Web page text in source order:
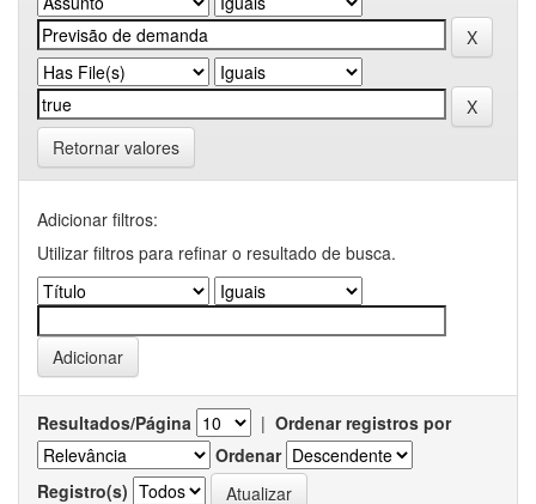
Retornar valores
Adicionar filtros:
Utilizar filtros para refinar o resultado de busca.
Resultados/Página | Ordenar registros por
Ordenar
Registro(s)